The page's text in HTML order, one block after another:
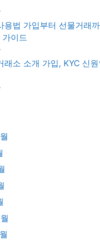
용법 가입부터 선물거래
이드
래소 소개 가입, KYC 신